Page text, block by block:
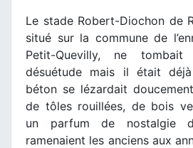
Le stade Robert-Diochon de
situé sur la commune de
Petit-Quevilly, ne
désuétude mais il était
béton se lézardait
de tôles rouillées, de bois
un parfum de nostalgie
ramenaient les anciens aux